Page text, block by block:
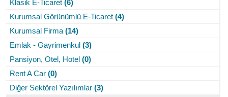
Klasik E-Ticaret(6)
Kurumsal Görünümlü E-Ticaret(4)
Kurumsal Firma(14)
Emlak - Gayrimenkul(3)
Pansiyon, Otel, Hotel(0)
Rent A Car(0)
Diğer Sektörel Yazılımlar(3)